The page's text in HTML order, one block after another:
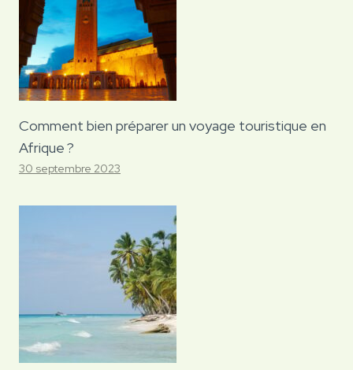
Comment bien préparer un voyage touristique en
Afrique ?
30 septembre 2023